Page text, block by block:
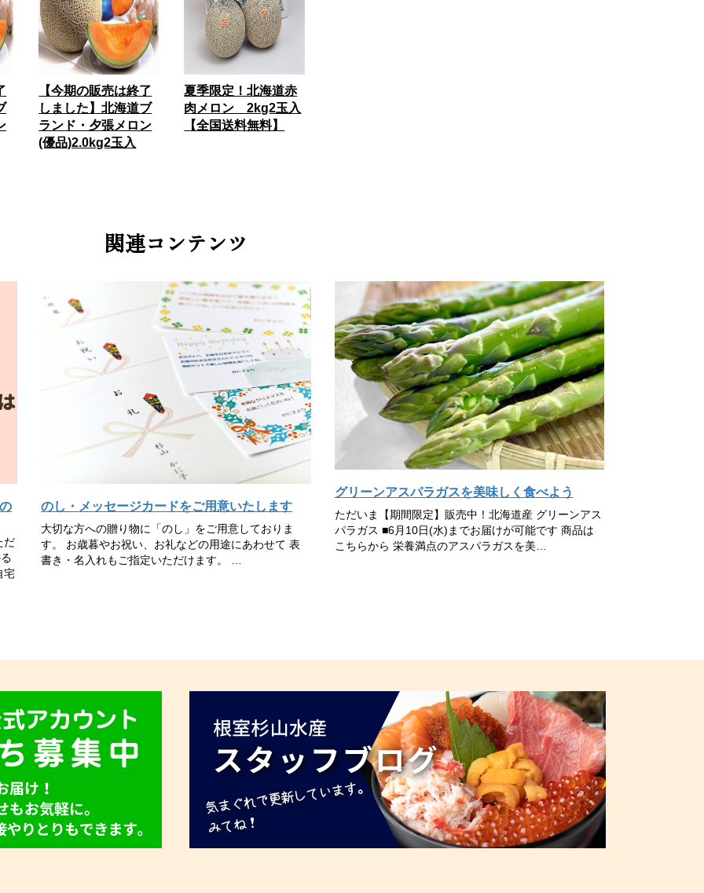
【今期の販売は終了
しました】北海道ブ
ランド・夕張メロン
(優品)2.0kg2玉入
夏季限定！北海道赤
肉メロン 2kg2玉入
【全国送料無料】
関連コンテンツ
だ
宅
のし・メッセージカードをご用意いたします
大切な方への贈り物に「のし」をご用意しておりま
す。 お歳暮やお祝い、お礼などの用途にあわせて 表
書き・名入れもご指定いただけます。 …
グリーンアスパラガスを美味しく食べよう
ただいま【期間限定】販売中！北海道産 グリーンアス
パラガス ■6月10日(水)までお届けが可能です 商品は
こちらから 栄養満点のアスパラガスを美…